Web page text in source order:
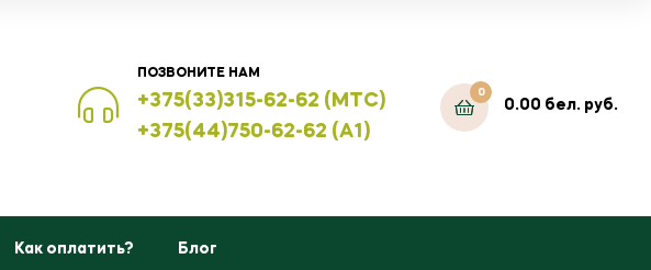
ПОЗВОНИТЕ НАМ
+375(33)315-62-62 (МТС)
+375(44)750-62-62 (А1)
0
0.00 бел. руб.
Как оплатить? Блог